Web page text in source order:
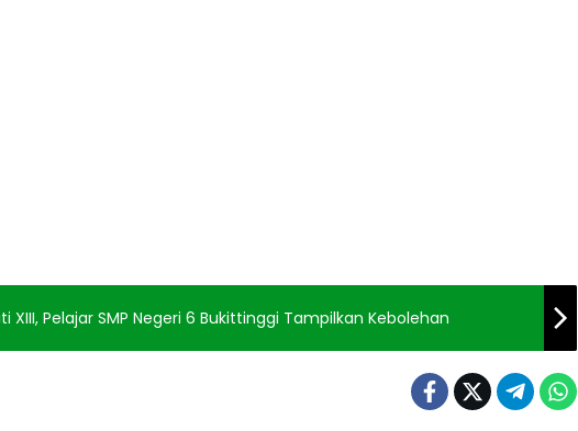
XIII, Pelajar SMP Negeri 6 Bukittinggi Tampilkan Kebolehan